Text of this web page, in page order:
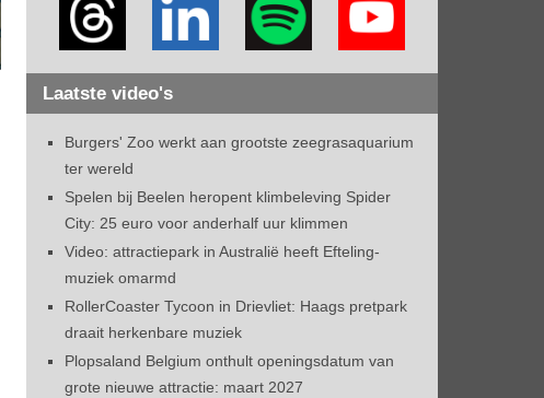
Laatste video's
Burgers' Zoo werkt aan grootste zeegrasaquarium
ter wereld
Spelen bij Beelen heropent klimbeleving Spider
City: 25 euro voor anderhalf uur klimmen
Video: attractiepark in Australië heeft Efteling-
muziek omarmd
RollerCoaster Tycoon in Drievliet: Haags pretpark
draait herkenbare muziek
Plopsaland Belgium onthult openingsdatum van
grote nieuwe attractie: maart 2027